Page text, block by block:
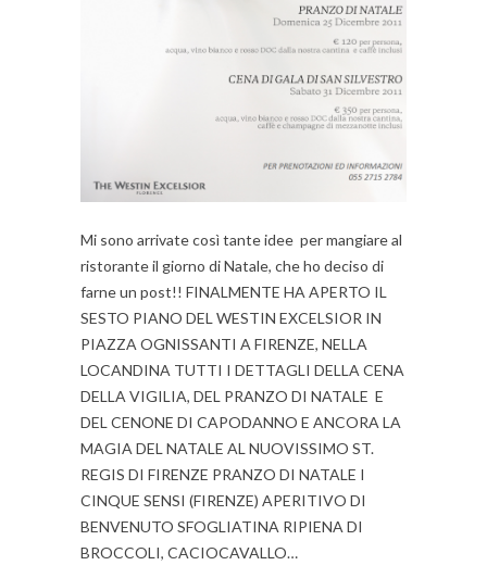
Mi sono arrivate così tante idee per mangiare al
ristorante il giorno di Natale, che ho deciso di
farne un post!! FINALMENTE HA APERTO IL
SESTO PIANO DEL WESTIN EXCELSIOR IN
PIAZZA OGNISSANTI A FIRENZE, NELLA
LOCANDINA TUTTI I DETTAGLI DELLA CENA
DELLA VIGILIA, DEL PRANZO DI NATALE E
DEL CENONE DI CAPODANNO E ANCORA LA
MAGIA DEL NATALE AL NUOVISSIMO ST.
REGIS DI FIRENZE PRANZO DI NATALE I
CINQUE SENSI (FIRENZE) APERITIVO DI
BENVENUTO SFOGLIATINA RIPIENA DI
BROCCOLI, CACIOCAVALLO…